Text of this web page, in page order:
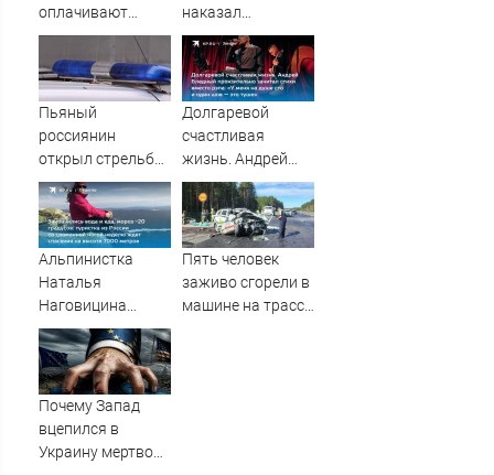
оплачивают
полностью
проезд к морю
наказал
мошенников
изощренным
способом
Пьяный
россиянин
открыл стрельбу
по скорой
помощи и
полицейским
Долгаревой
счастливая
жизнь. Андрей
Бледный
пронзительно
зачитал стихи
вместо рэпа: «У
Альпинистка
Наталья
Наговицина
застряла на Пике
Победы в
Киргизии: что
известно о
спасение, может
Пять человек
заживо сгорели в
машине на трассе
Почему Запад
вцепился в
Украину мертвой